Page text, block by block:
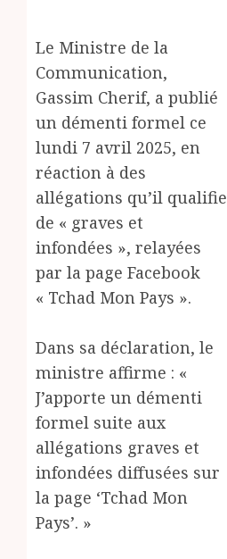
Le Ministre de la
Communication,
Gassim Cherif, a publié
un démenti formel ce
lundi 7 avril 2025, en
réaction à des
allégations qu’il qualifie
de « graves et
infondées », relayées
par la page Facebook
« Tchad Mon Pays ».
Dans sa déclaration, le
ministre affirme : «
J’apporte un démenti
formel suite aux
allégations graves et
infondées diffusées sur
la page ‘Tchad Mon
Pays’. »